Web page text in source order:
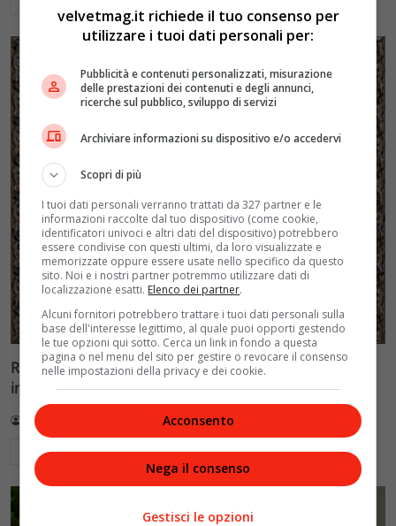
Ragazza di 16 anni salvata dal Bambino Gesù:
intervento record per cisti ovarica di 7 chili
Redazione VelvetMAG 3 Agosto 2026
Leggi di più
velvetmag.it richiede il tuo consenso per
utilizzare i tuoi dati personali per:
Pubblicità e contenuti personalizzati, misurazione
delle prestazioni dei contenuti e degli annunci,
ricerche sul pubblico, sviluppo di servizi
Archiviare informazioni su dispositivo e/o accedervi
Scopri di più
I tuoi dati personali verranno trattati da 327 partner e le
informazioni raccolte dal tuo dispositivo (come cookie,
identificatori univoci e altri dati del dispositivo) potrebbero
essere condivise con questi ultimi, da loro visualizzate e
memorizzate oppure essere usate nello specifico da questo
sito. Noi e i nostri partner potremmo utilizzare dati di
localizzazione esatti. Elenco dei partner.
Alcuni fornitori potrebbero trattare i tuoi dati personali sulla
base dell'interesse legittimo, al quale puoi opporti gestendo
le tue opzioni qui sotto. Cerca un link in fondo a questa
pagina o nel menu del sito per gestire o revocare il consenso
nelle impostazioni della privacy e dei cookie.
Acconsento
Nega il consenso
Gestisci le opzioni